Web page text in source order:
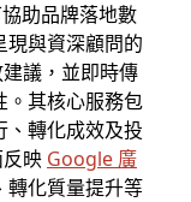
助品牌落地數
現與資深顧問的
議，並即時傳
。其核心服務包
、轉化成效及投
映 Google 廣
轉化質量提升等